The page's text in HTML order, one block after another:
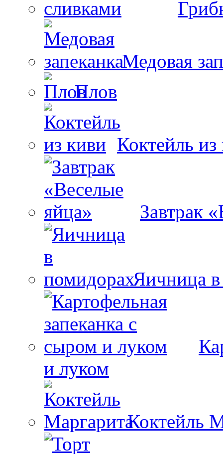
Медовая
Плов
Коктейль из
Завтрак
Яичница
и луком
Коктейль